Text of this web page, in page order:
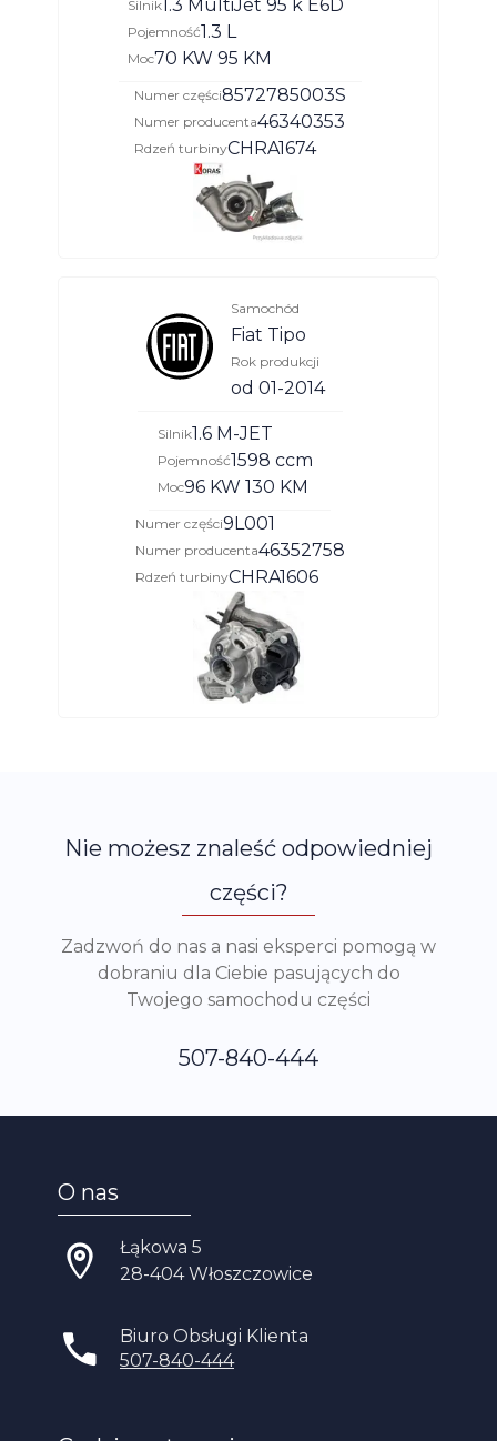
Silnik1.3 MultiJet 95 k E6D
Pojemność1.3 L
Moc70 KW 95 KM
Numer części8572785003S
Numer producenta46340353
Rdzeń turbinyCHRA1674
Samochód
Fiat Tipo
Rok produkcji
od 01-2014
Silnik1.6 M-JET
Pojemność1598 ccm
Moc96 KW 130 KM
Numer części9L001
Numer producenta46352758
Rdzeń turbinyCHRA1606
Nie możesz znaleść odpowiedniej
części?
Zadzwoń do nas a nasi eksperci pomogą w
dobraniu dla Ciebie pasujących do
Twojego samochodu części
507-840-444
O nas
Łąkowa 5
28-404 Włoszczowice
Biuro Obsługi Klienta
507-840-444